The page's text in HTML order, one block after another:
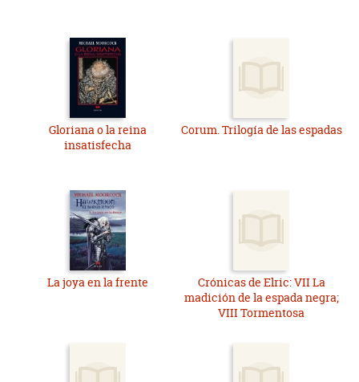
Gloriana o la reina
insatisfecha
Corum. Trilogía de las espadas
La joya en la frente
Crónicas de Elric: VII La
madición de la espada negra;
VIII Tormentosa